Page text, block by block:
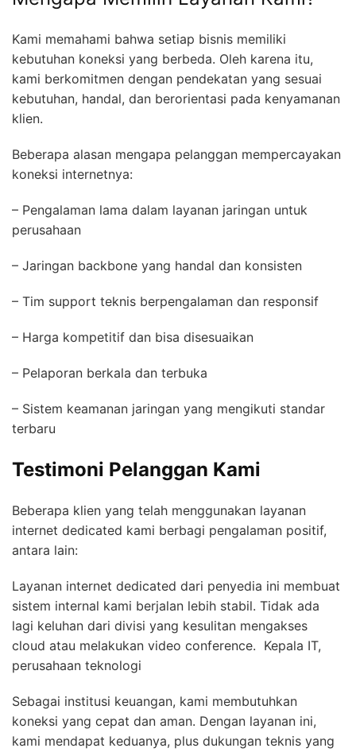
Kami memahami bahwa setiap bisnis memiliki
kebutuhan koneksi yang berbeda. Oleh karena itu,
kami berkomitmen dengan pendekatan yang sesuai
kebutuhan, handal, dan berorientasi pada kenyamanan
klien.
Beberapa alasan mengapa pelanggan mempercayakan
koneksi internetnya:
– Pengalaman lama dalam layanan jaringan untuk
perusahaan
– Jaringan backbone yang handal dan konsisten
– Tim support teknis berpengalaman dan responsif
– Harga kompetitif dan bisa disesuaikan
– Pelaporan berkala dan terbuka
– Sistem keamanan jaringan yang mengikuti standar
terbaru
Testimoni Pelanggan Kami
Beberapa klien yang telah menggunakan layanan
internet dedicated kami berbagi pengalaman positif,
antara lain:
Layanan internet dedicated dari penyedia ini membuat
sistem internal kami berjalan lebih stabil. Tidak ada
lagi keluhan dari divisi yang kesulitan mengakses
cloud atau melakukan video conference.  Kepala IT,
perusahaan teknologi
Sebagai institusi keuangan, kami membutuhkan
koneksi yang cepat dan aman. Dengan layanan ini,
kami mendapat keduanya, plus dukungan teknis yang